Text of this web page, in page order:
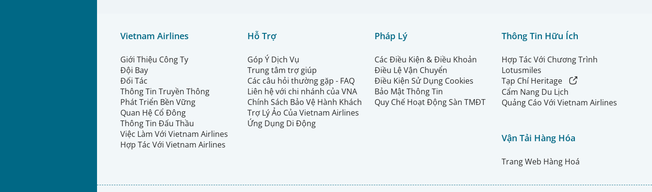
Vietnam Airlines
Giới Thiệu Công Ty
Đội Bay
Đối Tác
Thông Tin Truyền Thông
Phát Triển Bền Vững
Quan Hệ Cổ Đông
Thông Tin Đấu Thầu
Việc Làm Với Vietnam Airlines
Hợp Tác Với Vietnam Airlines
Hỗ Trợ
Góp Ý Dịch Vụ
Trung tâm trợ giúp
Các câu hỏi thường gặp - FAQ
Liên hệ với chi nhánh của VNA
Chính Sách Bảo Vệ Hành Khách
Trợ Lý Ảo Của Vietnam Airlines
Ứng Dụng Di Động
Pháp Lý
Các Điều Kiện & Điều Khoản
Điều Lệ Vận Chuyển
Điều Kiện Sử Dụng Cookies
Bảo Mật Thông Tin
Quy Chế Hoạt Động Sàn TMĐT
Thông Tin Hữu Ích
Hợp Tác Với Chương Trình
Lotusmiles
Tạp Chí Heritage
Cẩm Nang Du Lịch
Quảng Cáo Với Vietnam Airlines
Vận Tải Hàng Hóa
Trang Web Hàng Hoá